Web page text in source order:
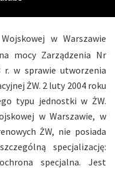
w Warszawie
mocy Zarządzenia Nr
r. w sprawie utworzenia
ŻW. 2 luty 2004 roku
typu jednostki w ŻW.
w Warszawie, w
ŻW, nie posiada
specjalizację:
specjalna. Jest